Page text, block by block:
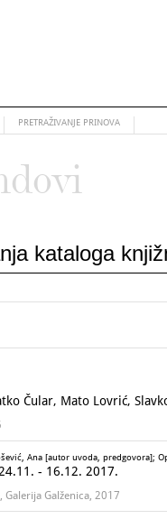
PRETRAŽIVANJE PRINOVA
kataloga
Čular, Mato Lovrić,
Ana [autor uvoda, predgovora];
- 16.12. 2017.
Galženica, 2017